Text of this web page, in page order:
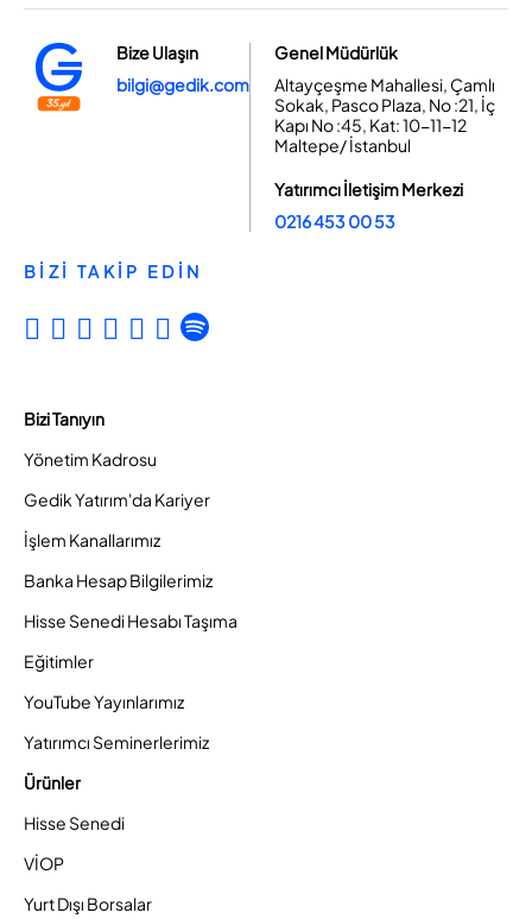
Bize Ulaşın
bilgi@gedik.com
Genel Müdürlük
Altayçeşme Mahallesi, Çamlı
Sokak, Pasco Plaza, No :21, İç
Kapı No :45, Kat: 10-11-12
Maltepe/ İstanbul
Yatırımcı İletişim Merkezi
0216 453 00 53
BİZİ TAKİP EDİN
Bizi Tanıyın
Yönetim Kadrosu
Gedik Yatırım'da Kariyer
İşlem Kanallarımız
Banka Hesap Bilgilerimiz
Hisse Senedi Hesabı Taşıma
Eğitimler
YouTube Yayınlarımız
Yatırımcı Seminerlerimiz
Ürünler
Hisse Senedi
VİOP
Yurt Dışı Borsalar